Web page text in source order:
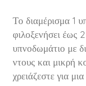
Το διαμέρισμα 1
φιλοξενήσει έως
υπνοδωμάτιο με
ντους και μικρή
χρειάζεστε για